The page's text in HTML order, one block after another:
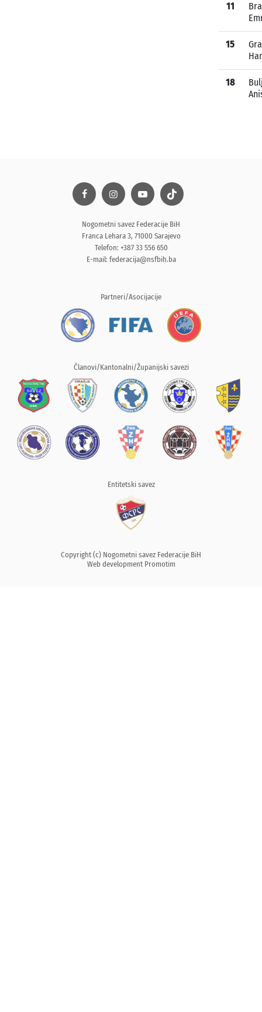
11
15
18
Nogometni savez Federacije BiH
Franca Lehara 3, 71000 Sarajevo
Telefon: +387 33 556 650
E-mail: federacija@nsfbih.ba
Partneri/Asocijacije
Članovi/Kantonalni/Županijski savezi
Entitetski savez
Copyright (c) Nogometni savez Federacije BiH
Web development Promotim